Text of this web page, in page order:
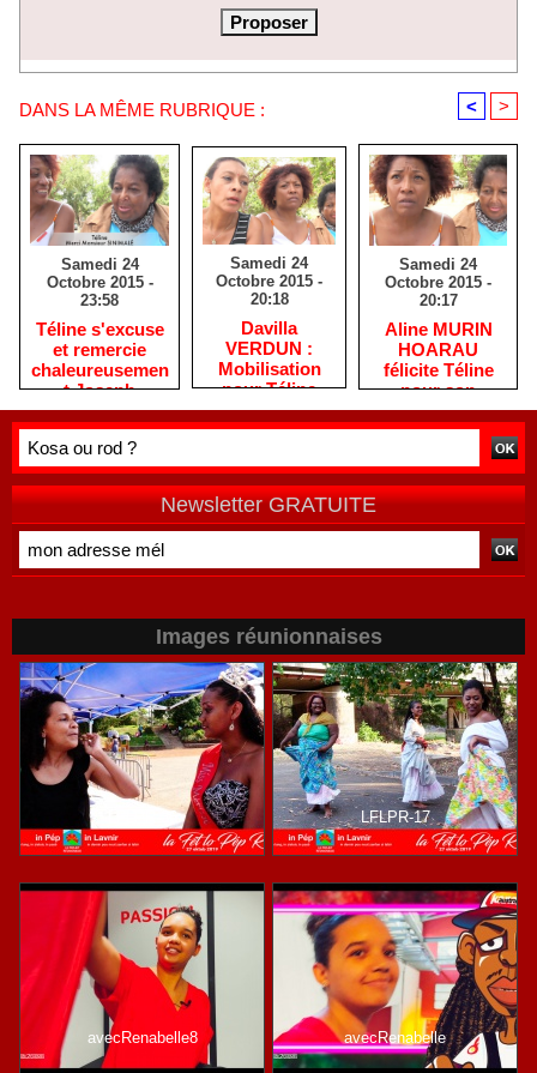
DANS LA MÊME RUBRIQUE : < >
Samedi 24
Octobre 2015 -
23:58
Téline s'excuse
et remercie
chaleureusemen
t Joseph
SINIMALÉ
Samedi 24
Octobre 2015 -
20:18
Davilla
VERDUN :
Mobilisation
pour Téline
Samedi 24
Octobre 2015 -
20:17
Aline MURIN
HOARAU
félicite Téline
pour son
courage
Newsletter GRATUITE
Images réunionnaises
LFLPR-36 LFLPR-17
avecRenabelle8 avecRenabelle